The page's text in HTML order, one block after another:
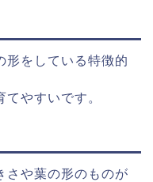
形をしている特徴的
やすいです。
さや葉の形のものが